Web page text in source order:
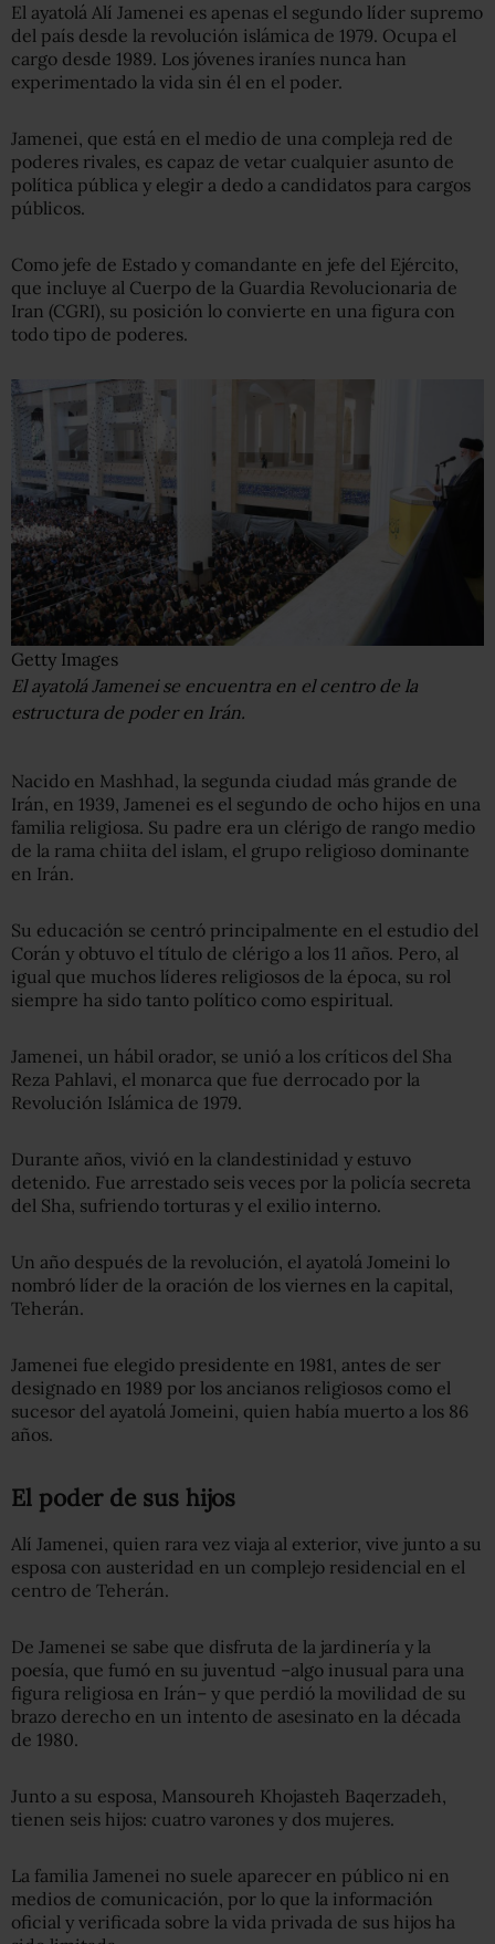
El ayatolá Alí Jamenei es apenas el segundo líder supremo
del país desde la revolución islámica de 1979. Ocupa el
cargo desde 1989. Los jóvenes iraníes nunca han
experimentado la vida sin él en el poder.
Jamenei, que está en el medio de una compleja red de
poderes rivales, es capaz de vetar cualquier asunto de
política pública y elegir a dedo a candidatos para cargos
públicos.
Como jefe de Estado y comandante en jefe del Ejército,
que incluye al Cuerpo de la Guardia Revolucionaria de
Iran (CGRI), su posición lo convierte en una figura con
todo tipo de poderes.
Getty Images
El ayatolá Jamenei se encuentra en el centro de la
estructura de poder en Irán.
Nacido en Mashhad, la segunda ciudad más grande de
Irán, en 1939, Jamenei es el segundo de ocho hijos en una
familia religiosa. Su padre era un clérigo de rango medio
de la rama chiita del islam, el grupo religioso dominante
en Irán.
Su educación se centró principalmente en el estudio del
Corán y obtuvo el título de clérigo a los 11 años. Pero, al
igual que muchos líderes religiosos de la época, su rol
siempre ha sido tanto político como espiritual.
Jamenei, un hábil orador, se unió a los críticos del Sha
Reza Pahlavi, el monarca que fue derrocado por la
Revolución Islámica de 1979.
Durante años, vivió en la clandestinidad y estuvo
detenido. Fue arrestado seis veces por la policía secreta
del Sha, sufriendo torturas y el exilio interno.
Un año después de la revolución, el ayatolá Jomeini lo
nombró líder de la oración de los viernes en la capital,
Teherán.
Jamenei fue elegido presidente en 1981, antes de ser
designado en 1989 por los ancianos religiosos como el
sucesor del ayatolá Jomeini, quien había muerto a los 86
años.
El poder de sus hijos
Alí Jamenei, quien rara vez viaja al exterior, vive junto a su
esposa con austeridad en un complejo residencial en el
centro de Teherán.
De Jamenei se sabe que disfruta de la jardinería y la
poesía, que fumó en su juventud –algo inusual para una
figura religiosa en Irán– y que perdió la movilidad de su
brazo derecho en un intento de asesinato en la década
de 1980.
Junto a su esposa, Mansoureh Khojasteh Baqerzadeh,
tienen seis hijos: cuatro varones y dos mujeres.
La familia Jamenei no suele aparecer en público ni en
medios de comunicación, por lo que la información
oficial y verificada sobre la vida privada de sus hijos ha